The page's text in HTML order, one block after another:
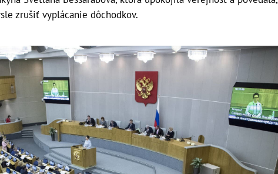
zrušiť vyplácanie dôchodkov.